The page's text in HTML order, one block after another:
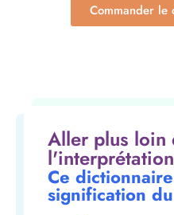
Commander le
Aller plus loin
Ce
signification